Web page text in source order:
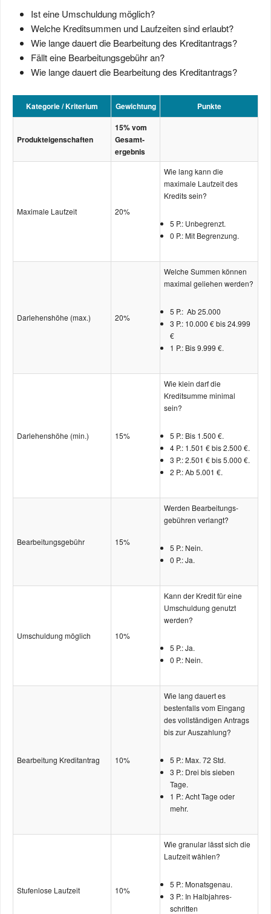
Ist eine Umschuldung möglich?
Welche Kreditsummen und Laufzeiten sind erlaubt?
Wie lange dauert die Bearbeitung des Kreditantrags?
Fällt eine Bearbeitungsgebühr an?
Wie lange dauert die Bearbeitung des Kreditantrags?
Kategorie / Kriterium Gewichtung Punkte
Produkt­eigenschaften
15% vom
Gesamt­
ergebnis
Maximale Laufzeit 20%
Wie lang kann die
maximale Laufzeit des
Kredits sein?
5 P.: Unbegrenzt.
0 P.: Mit Begrenzung.
Darlehenshöhe (max.) 20%
Welche Summen können
maximal geliehen werden?
5 P.: Ab 25.000
3 P.: 10.000 € bis 24.999
€
1 P.: Bis 9.999 €.
Darlehenshöhe (min.) 15%
Wie klein darf die
Kreditsumme minimal
sein?
5 P.: Bis 1.500 €.
4 P.: 1.501 € bis 2.500 €.
3 P.: 2.501 € bis 5.000 €.
2 P.: Ab 5.001 €.
Bearbeitungs­gebühr 15%
Werden Bearbeitungs­
gebühren verlangt?
5 P.: Nein.
0 P.: Ja.
Umschuldung möglich 10%
Kann der Kredit für eine
Umschuldung genutzt
werden?
5 P.: Ja.
0 P.: Nein.
Bearbeitung Kreditantrag 10%
Wie lang dauert es
bestenfalls vom Eingang
des vollständigen Antrags
bis zur Auszahlung?
5 P.: Max. 72 Std.
3 P.: Drei bis sieben
Tage.
1 P.: Acht Tage oder
mehr.
Stufenlose Laufzeit 10%
Wie granular lässt sich die
Laufzeit wählen?
5 P.: Monatsgenau.
3 P.: In Halbjahres­
schritten